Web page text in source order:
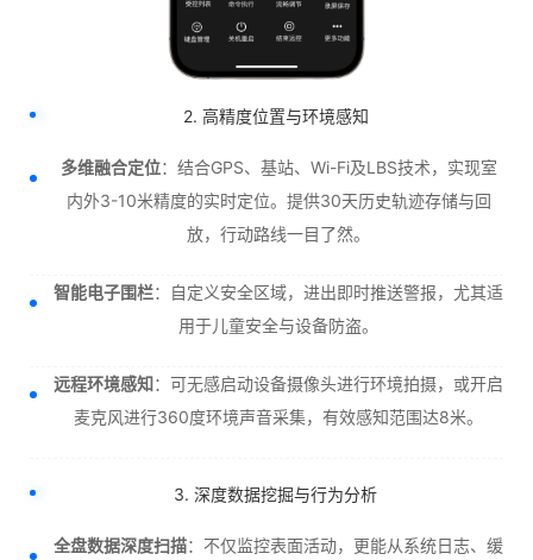
2. 高精度位置与环境感知
多维融合定位：结合GPS、基站、Wi-Fi及LBS技术，实现室
内外3-10米精度的实时定位。提供30天历史轨迹存储与回
放，行动路线一目了然。
智能电子围栏：自定义安全区域，进出即时推送警报，尤其适
用于儿童安全与设备防盗。
远程环境感知：可无感启动设备摄像头进行环境拍摄，或开启
麦克风进行360度环境声音采集，有效感知范围达8米。
3. 深度数据挖掘与行为分析
全盘数据深度扫描：不仅监控表面活动，更能从系统日志、缓